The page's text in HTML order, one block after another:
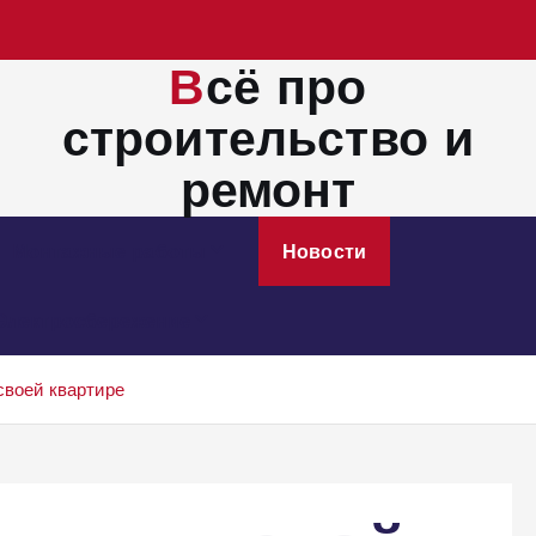
Всё про
строительство и
ремонт
Новости
квартире